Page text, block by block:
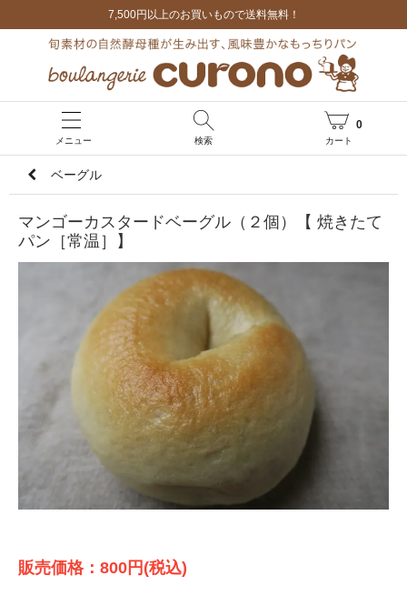
7,500円以上のお買いもので送料無料！
メニュー 検索 カート
0
ベーグル
マンゴーカスタードベーグル（２個）【 焼きたて
パン［常温］】
販売価格：800円(税込)